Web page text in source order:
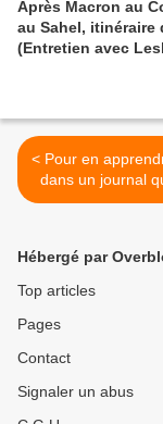
Après Macron au
au Sahel, itinéraire
(Entretien avec
< Pour en apprendre autant
dans un journal
un livre : l'édition
Hébergé par
Top articles
Pages
Contact
Signaler un abus